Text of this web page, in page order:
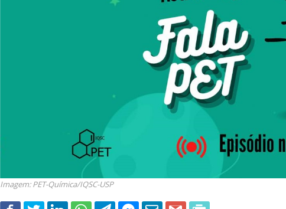
Imagem: PET-Química/IQSC-USP
Sustainable Energy
Assessments